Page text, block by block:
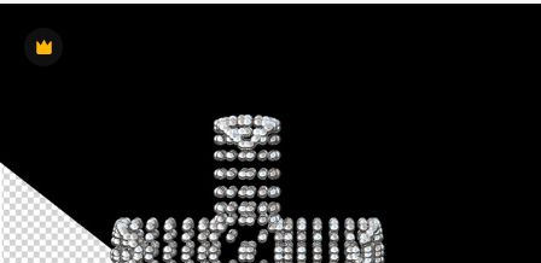
Premium